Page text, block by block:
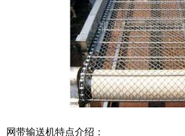
网带输送机特点介绍：